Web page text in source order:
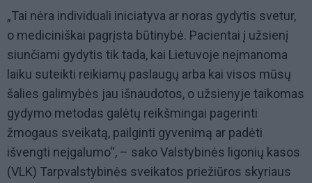
„Tai nėra individuali iniciatyva ar noras gydytis svetur,
o mediciniškai pagrįsta būtinybė. Pacientai į užsienį
siunčiami gydytis tik tada, kai Lietuvoje neįmanoma
laiku suteikti reikiamų paslaugų arba kai visos mūsų
šalies galimybės jau išnaudotos, o užsienyje taikomas
gydymo metodas galėtų reikšmingai pagerinti
žmogaus sveikatą, pailginti gyvenimą ar padėti
išvengti neįgalumo“, – sako Valstybinės ligonių kasos
(VLK) Tarpvalstybinės sveikatos priežiūros skyriaus